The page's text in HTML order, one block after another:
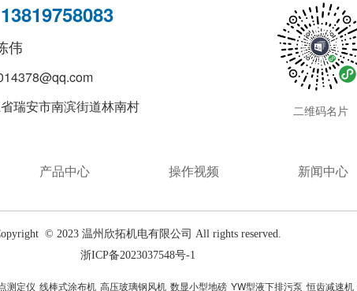
二维码名片
13819758083
伟
省瑞安市南滨街道林南村
© 2023 温州欣拓机电有限公司 All rights reserved.
产品中心 操作视频 新闻中心
浙ICP备2023037548号-1
测定仪 线棒式涂布机 高压玻璃钢风机 数显小型地磅 YW型液下排污泵 恒齿减速机